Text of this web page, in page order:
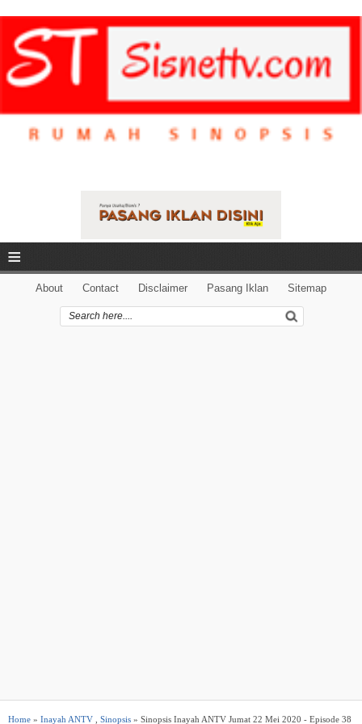
≡
About Contact Disclaimer Pasang Iklan Sitemap
Home » Inayah ANTV Sinopsis » Sinopsis Inayah ANTV Jumat 22 Mei 2020 - Episode 38